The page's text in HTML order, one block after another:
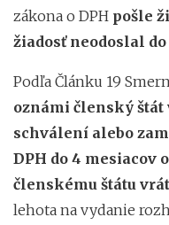
zákona o DPH pošle
žiadosť neodoslal
Podľa Článku 19
oznámi členský
schválení alebo
DPH do 4 mesiacov
členskému štátu
lehota na vydanie